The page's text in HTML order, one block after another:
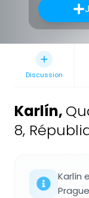
Discussion
Karlín,
8,
Karlín